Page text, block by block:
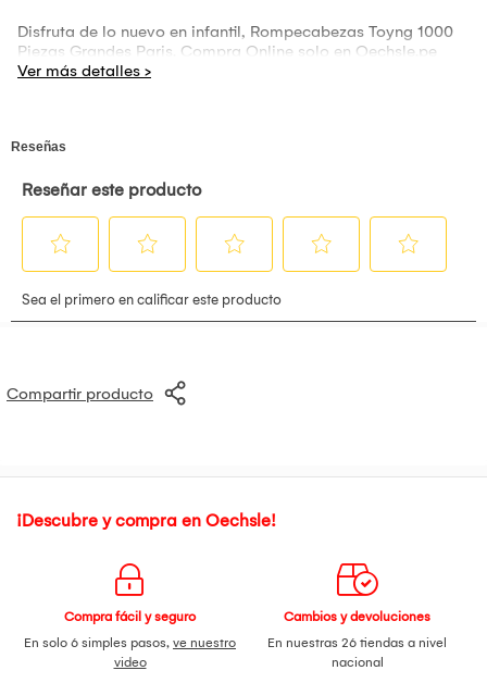
Disfruta de lo nuevo en infantil, Rompecabezas Toyng 1000
Piezas Grandes Paris. Compra Online solo en Oechsle.pe
Compartir producto
¡Descubre y compra en Oechsle!
Compra fácil y seguro
En solo 6 simples pasos, ve nuestro
video
Cambios y devoluciones
En nuestras 26 tiendas a nivel
nacional